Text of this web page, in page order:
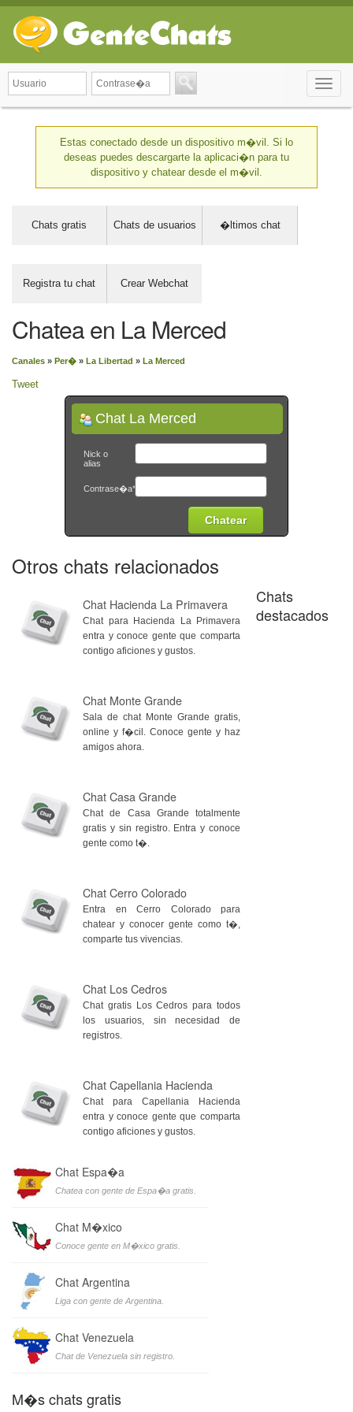
Toggle
Estas conectado desde un dispositivo m�vil. Si lo
deseas puedes descargarte la aplicaci�n para tu
dispositivo y chatear desde el m�vil.
Chats gratis Chats de usuarios �ltimos chat
Registra tu chat Crear Webchat
Chatea en La Merced
Canales » Per� » La Libertad » La Merced
Tweet
Chat La Merced
Nick o
alias
Contrase�a*
Otros chats relacionados
Chat Hacienda La Primavera
Chat para Hacienda La Primavera
entra y conoce gente que comparta
contigo aficiones y gustos.
Chat Monte Grande
Sala de chat Monte Grande gratis,
online y f�cil. Conoce gente y haz
amigos ahora.
Chat Casa Grande
Chat de Casa Grande totalmente
gratis y sin registro. Entra y conoce
gente como t�.
Chat Cerro Colorado
Entra en Cerro Colorado para
chatear y conocer gente como t�,
comparte tus vivencias.
Chat Los Cedros
Chat gratis Los Cedros para todos
los usuarios, sin necesidad de
registros.
Chat Capellania Hacienda
Chat para Capellania Hacienda
entra y conoce gente que comparta
contigo aficiones y gustos.
Chats
destacados
Chat Espa�a
Chatea con gente de Espa�a gratis.
Chat M�xico
Conoce gente en M�xico gratis.
Chat Argentina
Liga con gente de Argentina.
Chat Venezuela
Chat de Venezuela sin registro.
M�s chats gratis